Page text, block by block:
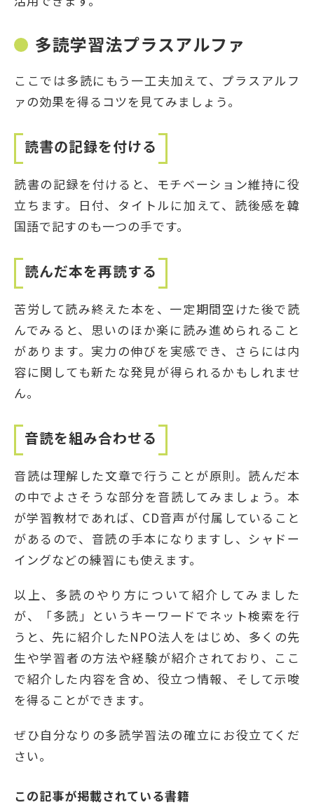
多読学習法プラスアルファ
ここでは多読にもう一工夫加えて、プラスアルフ
ァの効果を得るコツを見てみましょう。
読書の記録を付ける
読書の記録を付けると、モチベーション維持に役
立ちます。日付、タイトルに加えて、読後感を韓
国語で記すのも一つの手です。
読んだ本を再読する
苦労して読み終えた本を、一定期間空けた後で読
んでみると、思いのほか楽に読み進められること
があります。実力の伸びを実感でき、さらには内
容に関しても新たな発見が得られるかもしれませ
ん。
音読を組み合わせる
音読は理解した文章で行うことが原則。読んだ本
の中でよさそうな部分を音読してみましょう。本
が学習教材であれば、CD音声が付属していること
があるので、音読の手本になりますし、シャドー
イングなどの練習にも使えます。
以上、多読のやり方について紹介してみました
が、「多読」というキーワードでネット検索を行
うと、先に紹介したNPO法人をはじめ、多くの先
生や学習者の方法や経験が紹介されており、ここ
で紹介した内容を含め、役立つ情報、そして示唆
を得ることができます。
ぜひ自分なりの多読学習法の確立にお役立てくだ
さい。
この記事が掲載されている書籍